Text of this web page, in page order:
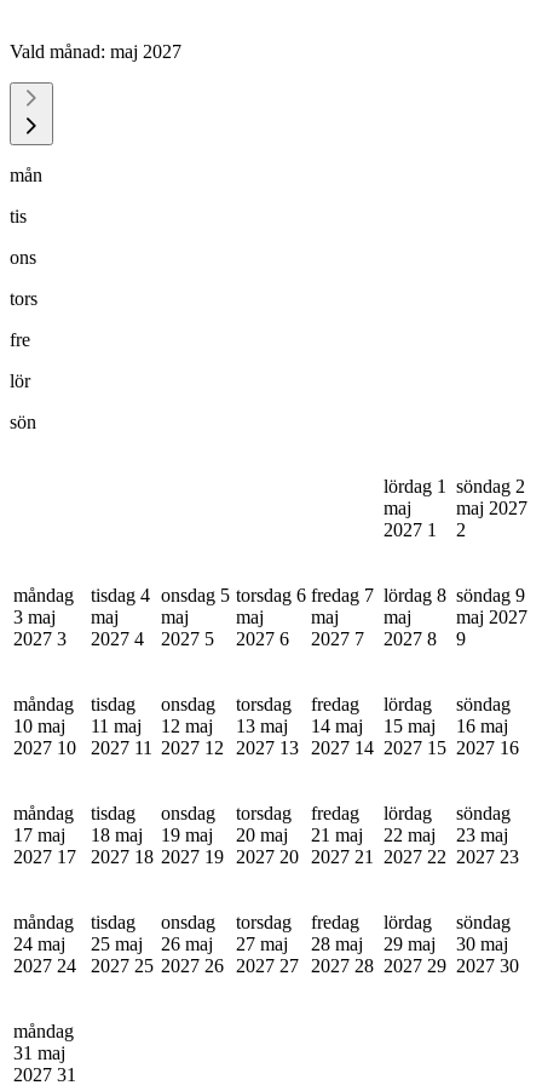
Vald månad: maj 2027
mån
tis
ons
tors
fre
lör
sön
lördag 1
maj
2027 1
söndag 2
maj 2027
2
måndag
3 maj
2027 3
tisdag 4
maj
2027 4
onsdag 5
maj
2027 5
torsdag 6
maj
2027 6
fredag 7
maj
2027 7
lördag 8
maj
2027 8
söndag 9
maj 2027
9
måndag
10 maj
2027 10
tisdag
11 maj
2027 11
onsdag
12 maj
2027 12
torsdag
13 maj
2027 13
fredag
14 maj
2027 14
lördag
15 maj
2027 15
söndag
16 maj
2027 16
måndag
17 maj
2027 17
tisdag
18 maj
2027 18
onsdag
19 maj
2027 19
torsdag
20 maj
2027 20
fredag
21 maj
2027 21
lördag
22 maj
2027 22
söndag
23 maj
2027 23
måndag
24 maj
2027 24
tisdag
25 maj
2027 25
onsdag
26 maj
2027 26
torsdag
27 maj
2027 27
fredag
28 maj
2027 28
lördag
29 maj
2027 29
söndag
30 maj
2027 30
måndag
31 maj
2027 31